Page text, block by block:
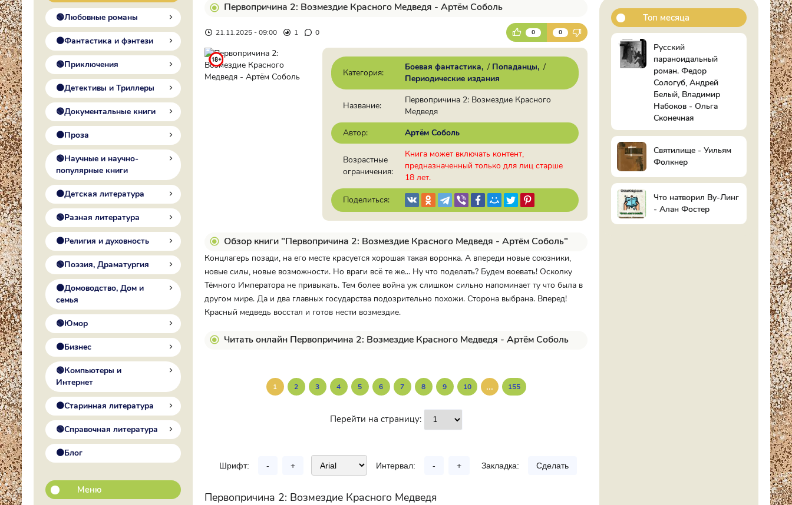
🟢Любовные романы
🟠Фантастика и фэнтези
🟢Приключения
🟠Детективы и Триллеры
🟢Документальные книги
🟠Проза
🟢Научные и научно-
популярные книги
🟠Детская литература
🟢Разная литература
🟠Религия и духовность
🟢Поэзия, Драматургия
🟠Домоводство, Дом и
семья
🟢Юмор
🟠Бизнес
🟢Компьютеры и
Интернет
🟠Старинная литература
🟢Справочная литература
🟠Блог
Меню
Первопричина 2: Возмездие Красного Медведя - Артём Соболь
21.11.2025 - 09:00 1 0 0 0
Категория:
Боевая фантастика / Попаданцы /
Периодические издания
Название:
Первопричина 2: Возмездие Красного
Медведя
Автор:
Артём Соболь
Возрастные
ограничения:
Книга может включать контент,
предназначенный только для лиц старше
18 лет.
Поделиться:
Обзор книги "Первопричина 2: Возмездие Красного Медведя - Артём Соболь"
Концлагерь позади, на его месте красуется хорошая такая воронка. А впереди новые союзники,
новые силы, новые возможности. Но враги всё те же... Ну что поделать? Будем воевать! Осколку
Тёмного Императора не привыкать. Тем более война уж слишком сильно напоминает ту что была в
другом мире. Да и два главных государства подозрительно похожи. Сторона выбрана. Вперед!
Красный медведь восстал и готов нести возмездие.
Читать онлайн Первопричина 2: Возмездие Красного Медведя - Артём Соболь
1 2 3 4 5 6 7 8 9 10 ... 155
Перейти на страницу:
Шрифт: - + Интервал: - + Закладка: Сделать
Первопричина 2: Возмездие Красного Медведя
Топ месяца
Русский
параноидальный
роман. Федор
Сологуб, Андрей
Белый, Владимир
Набоков - Ольга
Сконечная
Святилище - Уильям
Фолкнер
Что натворил Ву-Линг
- Алан Фостер